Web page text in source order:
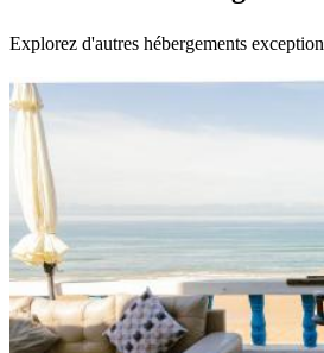
Explorez d'autres hébergements